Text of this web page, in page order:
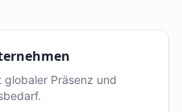
globaler Präsenz und